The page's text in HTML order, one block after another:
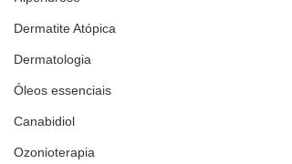
Dermatite Atópica
Dermatologia
Óleos essenciais
Canabidiol
Ozonioterapia